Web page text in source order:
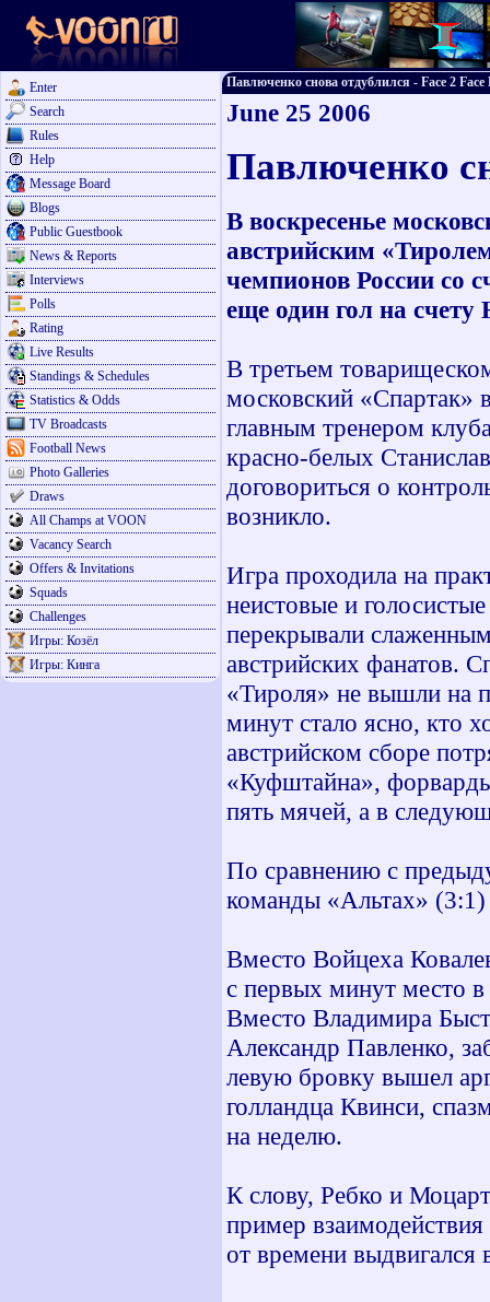
Enter
Search
Rules
Help
Message Board
Blogs
Public Guestbook
News & Reports
Interviews
Polls
Rating
Live Results
Standings & Schedules
Statistics & Odds
TV Broadcasts
Football News
Photo Galleries
Draws
All Champs at VOON
Vacancy Search
Offers & Invitations
Squads
Challenges
Игры: Козёл
Игры: Кинга
Павлюченко снова отдублился - Face 2 Face
June 25 2006
Павлюченко
В воскресенье
австрийским
чемпионов России со
еще один гол на
В третьем
московский «Спартак»
главным тренером
красно-белых
договориться о
возникло.
Игра проходила на
неистовые и
перекрывали
австрийских фанатов.
«Тироля» не вышли на
минут стало ясно, кто
австрийском сборе
«Куфштайна»,
пять мячей, а в
По сравнению с
команды «Альтах»
Вместо Войцеха
с первых минут место
Вместо Владимира
Александр Павленко,
левую бровку вышел
голландца Квинси,
на неделю.
К слову, Ребко и
пример
от времени выдвигался